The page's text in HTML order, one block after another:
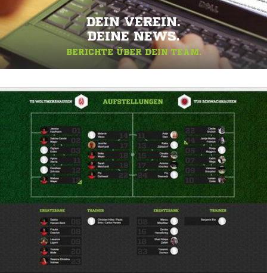
DEIN VEREIN.
DEINE NEWS.
BERICHTE ÜBER DEIN TEAM.